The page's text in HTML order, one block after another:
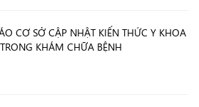
CƠ SỞ CẬP NHẬT KIẾN THỨC Y KHOA
KHÁM CHỮA BỆNH